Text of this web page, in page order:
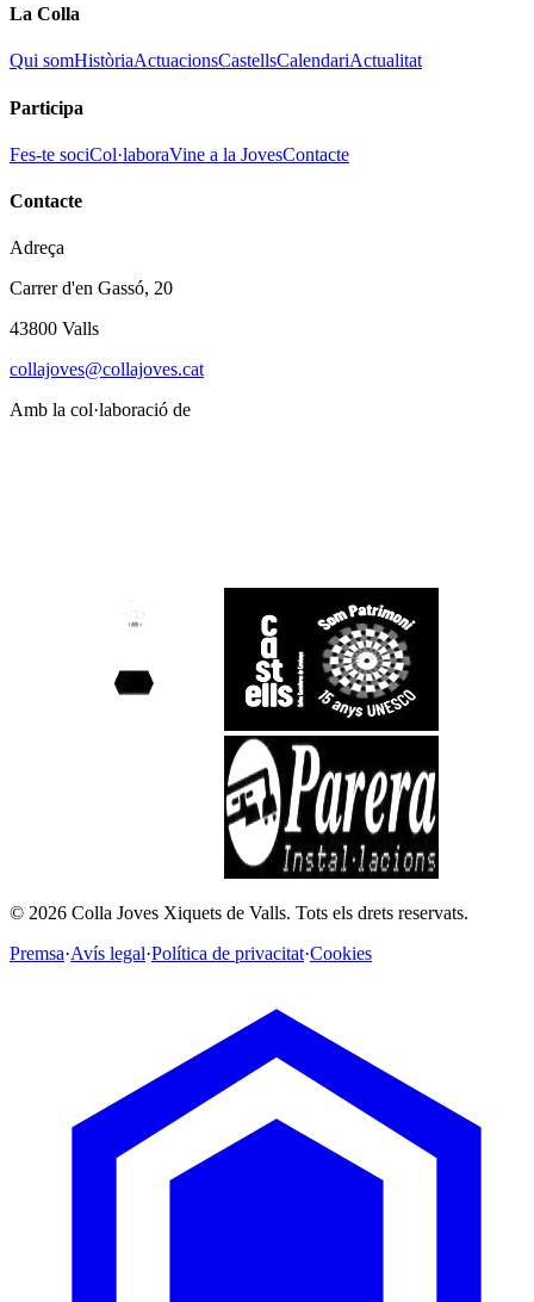
La Colla
Qui somHistòriaActuacionsCastellsCalendariActualitat
Participa
Fes-te sociCol·laboraVine a la JovesContacte
Contacte
Adreça
Carrer d'en Gassó, 20
43800 Valls
collajoves@collajoves.cat
Amb la col·laboració de
© 2026 Colla Joves Xiquets de Valls. Tots els drets reservats.
Premsa·Avís legal·Política de privacitat·Cookies